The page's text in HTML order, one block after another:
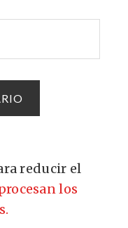
reducir el
los